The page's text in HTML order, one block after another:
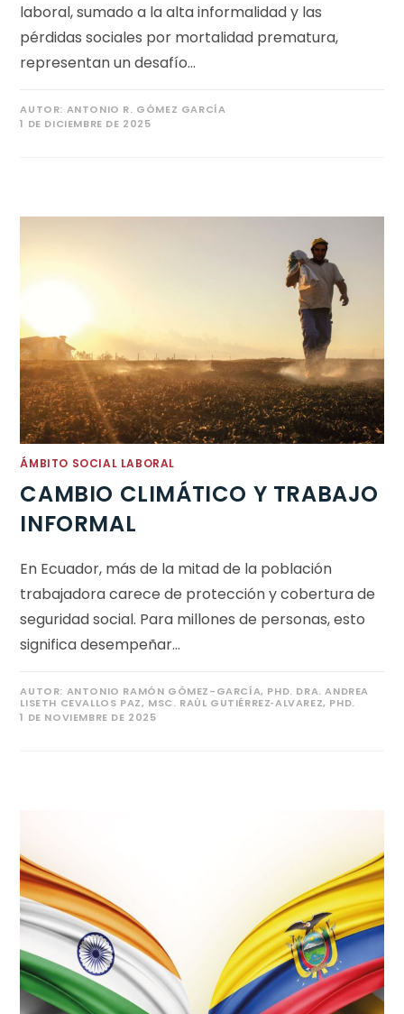
laboral, sumado a la alta informalidad y las
pérdidas sociales por mortalidad prematura,
representan un desafío…
AUTOR: ANTONIO R. GÓMEZ GARCÍA
1 DE DICIEMBRE DE 2025
ÁMBITO SOCIAL LABORAL
CAMBIO CLIMÁTICO Y TRABAJO
INFORMAL
En Ecuador, más de la mitad de la población
trabajadora carece de protección y cobertura de
seguridad social. Para millones de personas, esto
significa desempeñar…
AUTOR: ANTONIO RAMÓN GÓMEZ-GARCÍA, PHD. DRA. ANDREA
LISETH CEVALLOS PAZ, MSC. RAÚL GUTIÉRREZ‐ALVAREZ, PHD.
1 DE NOVIEMBRE DE 2025